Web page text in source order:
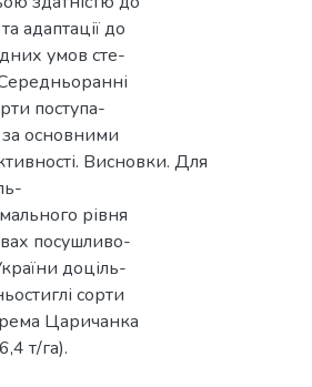
адаптації до
умов сте-
поступа-
основними
Висновки. Для
рівня
посушливо-
доціль-
сорти
Царичанка
т/га).